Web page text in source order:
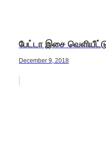
பேட்டா இசை
December 9, 2018